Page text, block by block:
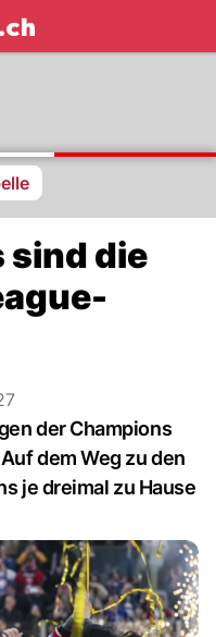
NAU.ch
sind die
der Champions
dem Weg zu den
je dreimal zu Hause